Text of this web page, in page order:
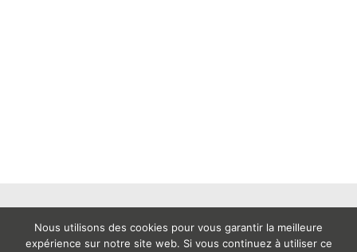
Nous utilisons des cookies pour vous garantir la meilleure
expérience sur notre site web. Si vous continuez à utiliser ce